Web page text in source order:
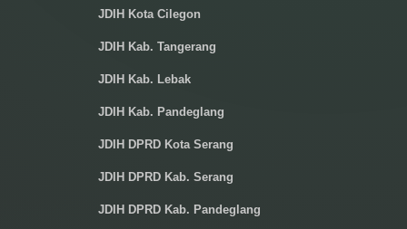
JDIH Kota Cilegon
JDIH Kab. Tangerang
JDIH Kab. Lebak
JDIH Kab. Pandeglang
JDIH DPRD Kota Serang
JDIH DPRD Kab. Serang
JDIH DPRD Kab. Pandeglang